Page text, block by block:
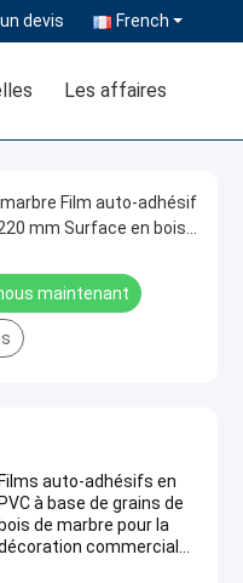
devis French
Les affaires
Film auto-adhésif
mm Surface en bois
maintenant
Films auto-adhésifs en
PVC à base de grains de
bois de marbre pour la
commerciale